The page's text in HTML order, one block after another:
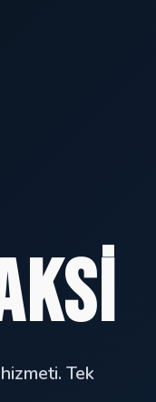
Tek